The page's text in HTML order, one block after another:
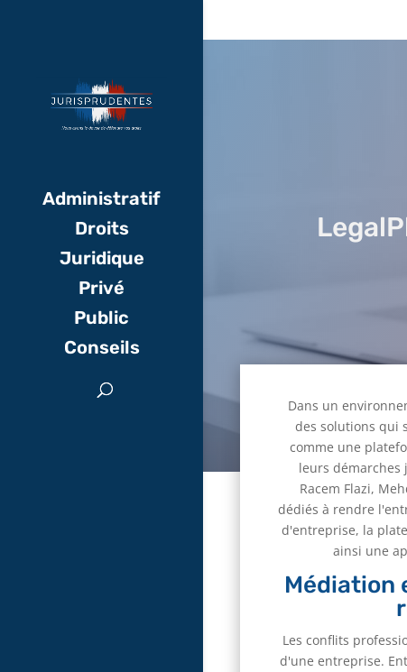
Administratif
Droits
Juridique
Privé
Public
Conseils
Dans un
des solutions qui
comme une
leurs démarches
Racem Flazi,
dédiés à rendre
d'entreprise, la
ainsi une
Médiation
Les conflits
d'une entreprise.